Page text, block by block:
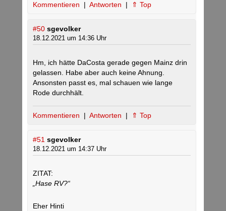
Kommentieren | Antworten | ⇑ Top
#50 sgevolker
18.12.2021 um 14:36 Uhr
Hm, ich hätte DaCosta gerade gegen Mainz drin
gelassen. Habe aber auch keine Ahnung.
Ansonsten passt es, mal schauen wie lange
Rode durchhält.
Kommentieren | Antworten | ⇑ Top
#51 sgevolker
18.12.2021 um 14:37 Uhr
ZITAT:
„Hase RV?“
Eher Hinti